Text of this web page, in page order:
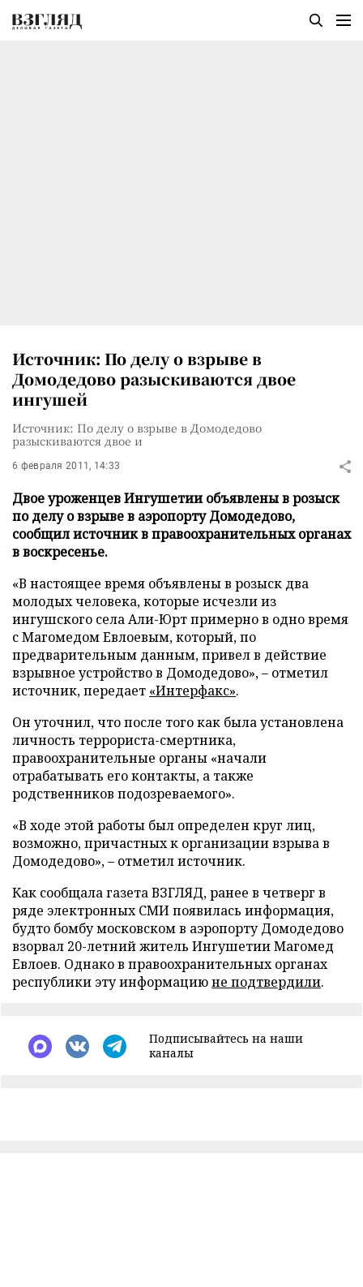
Источник: По делу о взрыве в
Домодедово разыскиваются двое
ингушей
Источник: По делу о взрыве в Домодедово
разыскиваются двое и
6 февраля 2011, 14:33
Двое уроженцев Ингушетии объявлены в розыск
по делу о взрыве в аэропорту Домодедово,
сообщил источник в правоохранительных органах
в воскресенье.
«В настоящее время объявлены в розыск два
молодых человека, которые исчезли из
ингушского села Али-Юрт примерно в одно время
с Магомедом Евлоевым, который, по
предварительным данным, привел в действие
взрывное устройство в Домодедово», – отметил
источник, передает «Интерфакс».
Он уточнил, что после того как была установлена
личность террориста-смертника,
правоохранительные органы «начали
отрабатывать его контакты, а также
родственников подозреваемого».
«В ходе этой работы был определен круг лиц,
возможно, причастных к организации взрыва в
Домодедово», – отметил источник.
Как сообщала газета ВЗГЛЯД, ранее в четверг в
ряде электронных СМИ появилась информация,
будто бомбу московском в аэропорту Домодедово
взорвал 20-летний житель Ингушетии Магомед
Евлоев. Однако в правоохранительных органах
республики эту информациюне подтвердили.
Подписывайтесь на наши
каналы